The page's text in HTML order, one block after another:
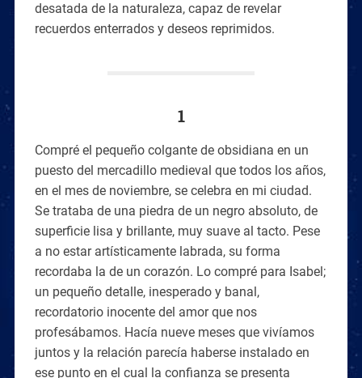
desatada de la naturaleza, capaz de revelar
recuerdos enterrados y deseos reprimidos.
1
Compré el pequeño colgante de obsidiana en un
puesto del mercadillo medieval que todos los años,
en el mes de noviembre, se celebra en mi ciudad.
Se trataba de una piedra de un negro absoluto, de
superficie lisa y brillante, muy suave al tacto. Pese
a no estar artísticamente labrada, su forma
recordaba la de un corazón. Lo compré para Isabel;
un pequeño detalle, inesperado y banal,
recordatorio inocente del amor que nos
profesábamos. Hacía nueve meses que vivíamos
juntos y la relación parecía haberse instalado en
ese punto en el cual la confianza se presenta